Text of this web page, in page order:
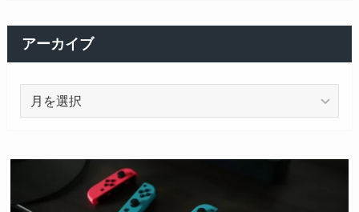
アーカイブ